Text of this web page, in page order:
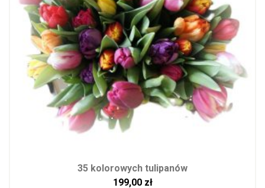
35 kolorowych tulipanów
199,00 zł